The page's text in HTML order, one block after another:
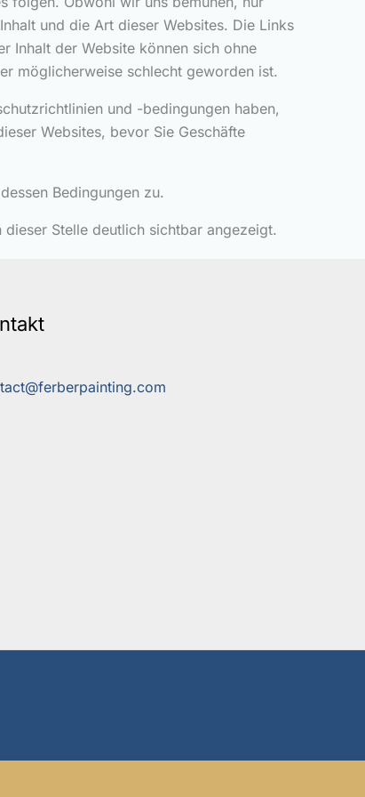
und die Art dieser Websites. Die Links
Inhalt der Website können sich ohne
möglicherweise schlecht geworden ist.
und -bedingungen haben,
Websites, bevor Sie Geschäfte
Bedingungen zu.
Stelle deutlich sichtbar angezeigt.